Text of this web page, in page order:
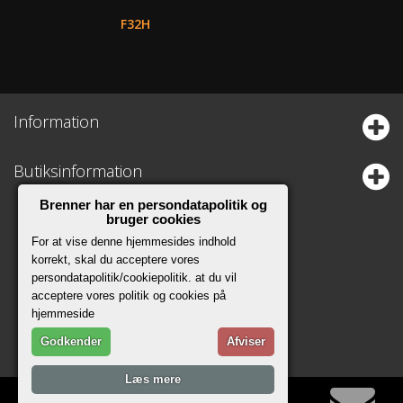
F32H
Information
Butiksinformation
Brenner har en persondatapolitik og
bruger cookies
For at vise denne hjemmesides indhold
korrekt, skal du acceptere vores
persondatapolitik/cookiepolitik. at du vil
acceptere vores politik og cookies på
hjemmeside
Godkender Afviser
Læs mere